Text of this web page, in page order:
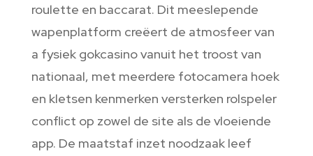
roulette en baccarat. Dit meeslepende
wapenplatform creëert de atmosfeer van
a fysiek gokcasino vanuit het troost van
nationaal, met meerdere fotocamera hoek
en kletsen kenmerken versterken rolspeler
conflict op zowel de site als de vloeiende
app. De maatstaf inzet noodzaak leef